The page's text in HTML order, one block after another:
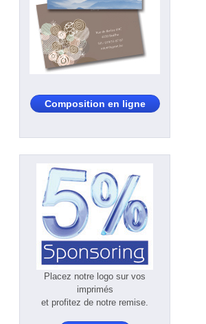
Composition en ligne
Placez notre logo sur vos
imprimés
et profitez de notre remise.